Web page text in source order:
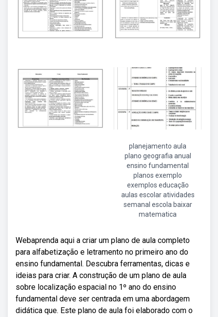
planejamento aula
plano geografia anual
ensino fundamental
planos exemplo
exemplos educação
aulas escolar atividades
semanal escola baixar
matematica
Webaprenda aqui a criar um plano de aula completo
para alfabetização e letramento no primeiro ano do
ensino fundamental. Descubra ferramentas, dicas e
ideias para criar. A construção de um plano de aula
sobre localização espacial no 1º ano do ensino
fundamental deve ser centrada em uma abordagem
didática que. Este plano de aula foi elaborado com o